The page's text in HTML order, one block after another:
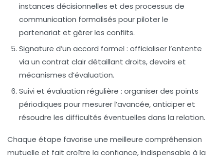
instances décisionnelles et des processus de
communication formalisés pour piloter le
partenariat et gérer les conflits.
Signature d’un accord formel : officialiser l’entente
via un contrat clair détaillant droits, devoirs et
mécanismes d’évaluation.
Suivi et évaluation régulière : organiser des points
périodiques pour mesurer l’avancée, anticiper et
résoudre les difficultés éventuelles dans la relation.
Chaque étape favorise une meilleure compréhension
mutuelle et fait croître la confiance, indispensable à la